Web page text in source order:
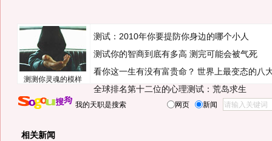
测测你灵魂的模样
测试：2010年你要提防你身边的哪个小人
测试你的智商到底有多高 测完可能会被气死
看你这一生有没有富贵命？ 世界上最变态的八
全球排名第十二位的心理测试：荒岛求生
我的天职是搜索 网页 新闻
相关新闻